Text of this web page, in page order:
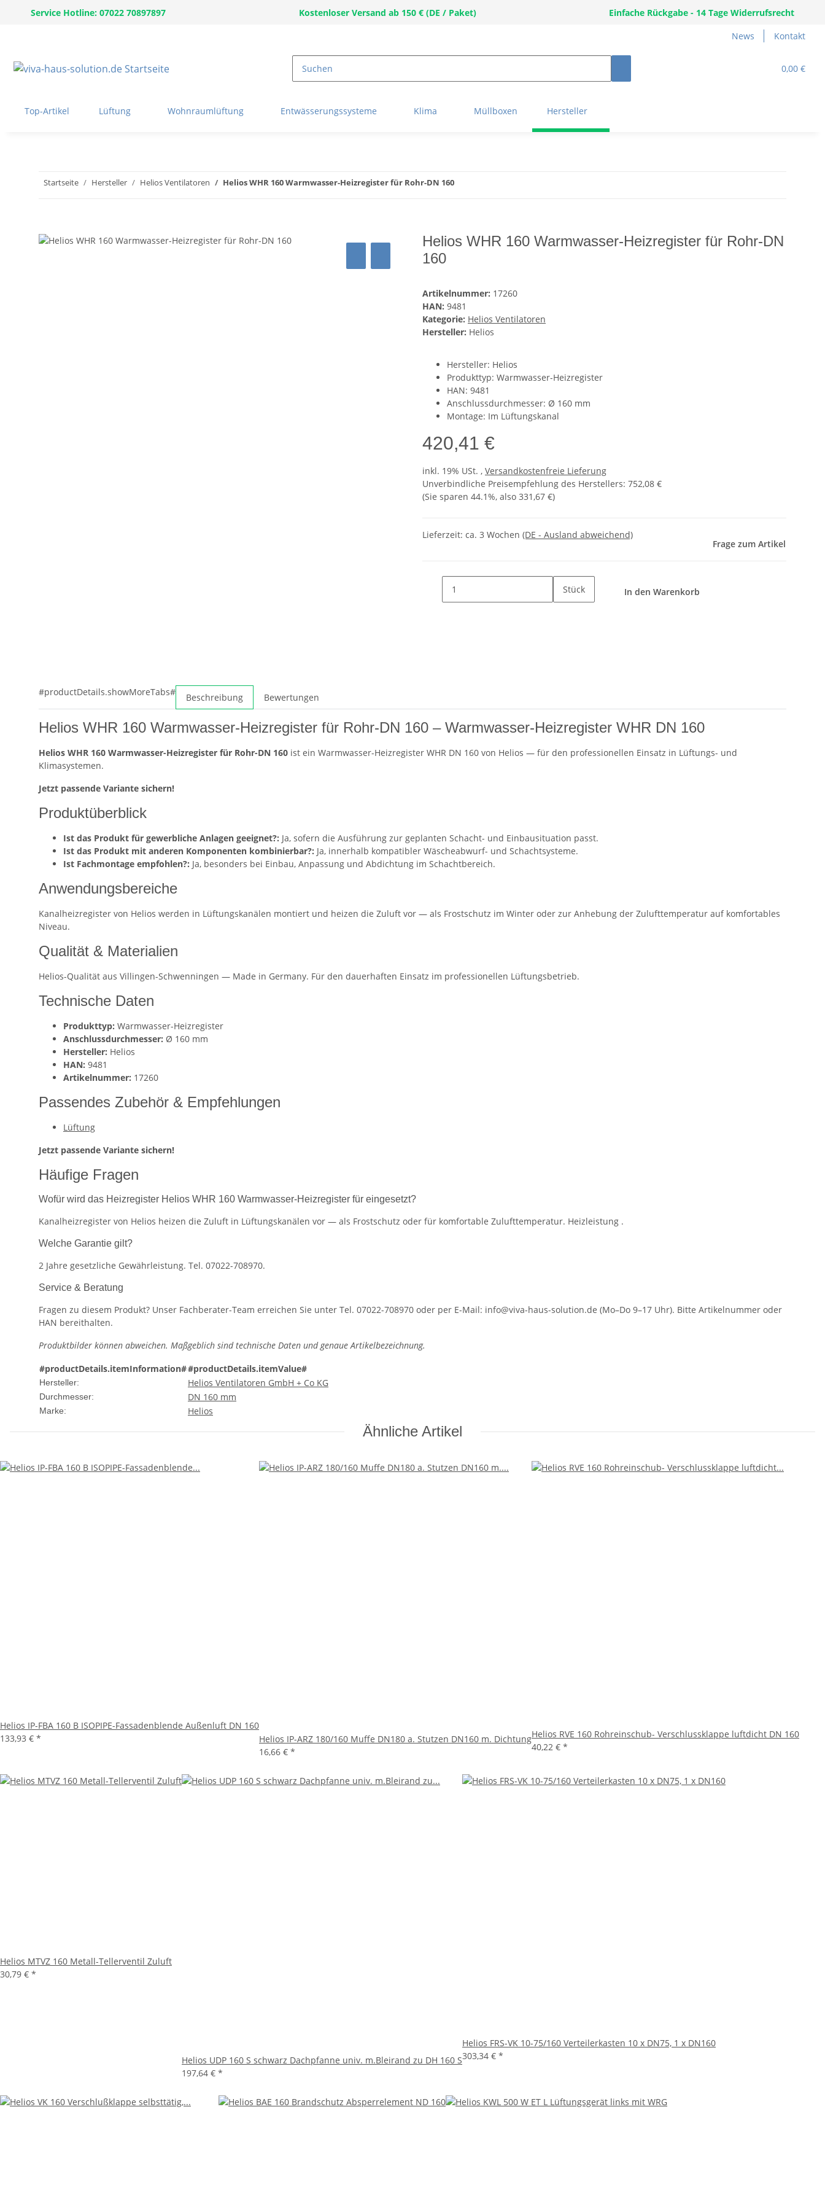
Service Hotline: 07022 70897897 Kostenloser Versand ab 150 € (DE / Paket) Einfache Rückgabe - 14 Tage Widerrufsrecht
News Kontakt
0,00 €
Top-Artikel Lüftung Wohnraumlüftung Entwässerungssysteme Klima Müllboxen Hersteller
Startseite Hersteller Helios Ventilatoren Helios WHR 160 Warmwasser-Heizregister für Rohr-DN 160
Helios WHR 160 Warmwasser-Heizregister für Rohr-DN
160
Artikelnummer: 17260
HAN: 9481
Kategorie: Helios Ventilatoren
Hersteller: Helios
Hersteller: Helios
Produkttyp: Warmwasser-Heizregister
HAN: 9481
Anschlussdurchmesser: Ø 160 mm
Montage: Im Lüftungskanal
420,41 €
inkl. 19% USt. , Versandkostenfreie Lieferung
Unverbindliche Preisempfehlung des Herstellers: 752,08 €
(Sie sparen 44.1%, also 331,67 €)
Lieferzeit: ca. 3 Wochen (DE - Ausland abweichend)
Frage zum Artikel
Stück In den Warenkorb
#productDetails.showMoreTabs# Beschreibung Bewertungen
Helios WHR 160 Warmwasser-Heizregister für Rohr-DN 160 – Warmwasser-Heizregister WHR DN 160
Helios WHR 160 Warmwasser-Heizregister für Rohr-DN 160 ist ein Warmwasser-Heizregister WHR DN 160 von Helios — für den professionellen Einsatz in Lüftungs- und
Klimasystemen.
Jetzt passende Variante sichern!
Produktüberblick
Ist das Produkt für gewerbliche Anlagen geeignet?: Ja, sofern die Ausführung zur geplanten Schacht- und Einbausituation passt.
Ist das Produkt mit anderen Komponenten kombinierbar?: Ja, innerhalb kompatibler Wäscheabwurf- und Schachtsysteme.
Ist Fachmontage empfohlen?: Ja, besonders bei Einbau, Anpassung und Abdichtung im Schachtbereich.
Anwendungsbereiche
Kanalheizregister von Helios werden in Lüftungskanälen montiert und heizen die Zuluft vor — als Frostschutz im Winter oder zur Anhebung der Zulufttemperatur auf komfortables
Niveau.
Qualität & Materialien
Helios-Qualität aus Villingen-Schwenningen — Made in Germany. Für den dauerhaften Einsatz im professionellen Lüftungsbetrieb.
Technische Daten
Produkttyp: Warmwasser-Heizregister
Anschlussdurchmesser: Ø 160 mm
Hersteller: Helios
HAN: 9481
Artikelnummer: 17260
Passendes Zubehör & Empfehlungen
Lüftung
Jetzt passende Variante sichern!
Häufige Fragen
Wofür wird das Heizregister Helios WHR 160 Warmwasser-Heizregister für eingesetzt?
Kanalheizregister von Helios heizen die Zuluft in Lüftungskanälen vor — als Frostschutz oder für komfortable Zulufttemperatur. Heizleistung .
Welche Garantie gilt?
2 Jahre gesetzliche Gewährleistung. Tel. 07022-708970.
Service & Beratung
Fragen zu diesem Produkt? Unser Fachberater-Team erreichen Sie unter Tel. 07022-708970 oder per E-Mail: info@viva-haus-solution.de (Mo–Do 9–17 Uhr). Bitte Artikelnummer oder
HAN bereithalten.
Produktbilder können abweichen. Maßgeblich sind technische Daten und genaue Artikelbezeichnung.
#productDetails.itemInformation##productDetails.itemValue#
Hersteller: Helios Ventilatoren GmbH + Co KG
Durchmesser: DN 160 mm
Marke: Helios
Ähnliche Artikel
Helios IP-FBA 160 B ISOPIPE-Fassadenblende Außenluft DN 160
133,93 € *
Helios IP-ARZ 180/160 Muffe DN180 a. Stutzen DN160 m. Dichtung
16,66 € *
Helios RVE 160 Rohreinschub- Verschlussklappe luftdicht DN 160
40,22 € *
Helios MTVZ 160 Metall-Tellerventil Zuluft
30,79 € *
Helios UDP 160 S schwarz Dachpfanne univ. m.Bleirand zu DH 160 S
197,64 € *
Helios FRS-VK 10-75/160 Verteilerkasten 10 x DN75, 1 x DN160
303,34 € *